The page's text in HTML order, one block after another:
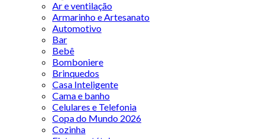
Ar e ventilação
Armarinho e Artesanato
Automotivo
Bar
Bebê
Bomboniere
Brinquedos
Casa Inteligente
Cama e banho
Celulares e Telefonia
Copa do Mundo 2026
Cozinha